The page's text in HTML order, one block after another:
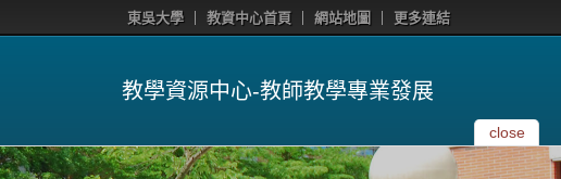
東吳大學 教資中心首頁 網站地圖 更多連結
教學資源中心-教師教學專業發展
close